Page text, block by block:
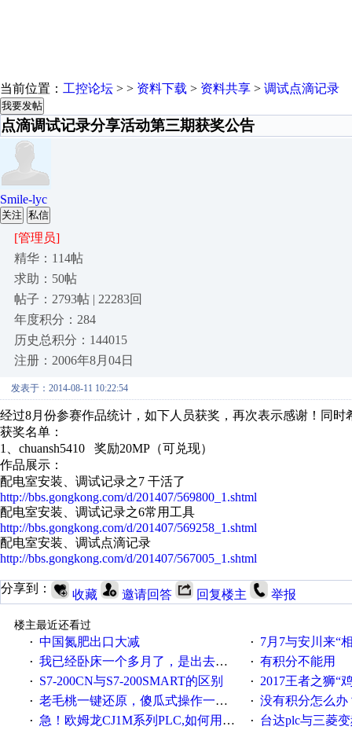
当前位置： 工控论坛 > > 资料下载 > 资料共享 > 调试点滴记录
我要发帖
点滴调试记录分享活动第三期获奖公告
Smile-lyc
关注 私信
[管理员]
精华：114帖
求助：50帖
帖子：2793帖 | 22283回
年度积分：284
历史总积分：144015
注册：2006年8月04日
发表于：2014-08-11 10:22:54
经过8月份参赛作品统计，如下人员获奖，再次表示感谢！同
获奖名单：
1、chuansh5410 奖励20MP（可兑现）
作品展示：
配电室安装、调试记录之7 干活了
http://bbs.gongkong.com/d/201407/569800_1.shtml
配电室安装、调试记录之6常用工具
http://bbs.gongkong.com/d/201407/569258_1.shtml
配电室安装、调试点滴记录
http://bbs.gongkong.com/d/201407/567005_1.shtml
分享到： 收藏 邀请回答 回复楼主 举报
楼主最近还看过
· 中国氮肥出口大减 · 7月7与安川来“
· 我已经卧床一个多月了，是出去安装机械手在高速遭遇车祸所致:大家工作都要特别注意啊 · 有积分不能用
· S7-200CN与S7-200SMART的区别 · 2017王者之狮“鸡”情签到
· 老毛桃一键还原，傻瓜式操作一键轻松备份还原；程序为向导式安装，一键即可实现自动备份或还原系统。 · 没有积分怎么办
· 急！欧姆龙CJ1M系列PLC,如何用时间控制变频器。要求时间在组态王中可以自由输入！拜托各位大神了！ · 台达plc与三菱